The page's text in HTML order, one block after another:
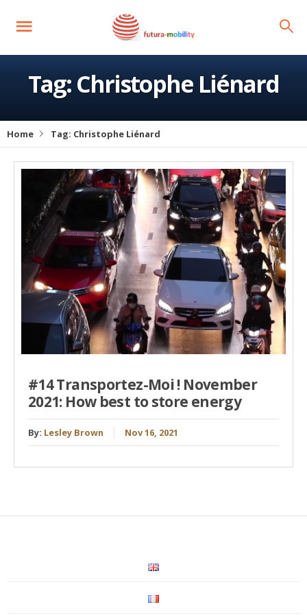
Tag:Christophe Liénard
Home Tag: Christophe Liénard
#14 Transportez-Moi ! November
2021: How best to store energy
By: Lesley Brown Nov 16, 2021